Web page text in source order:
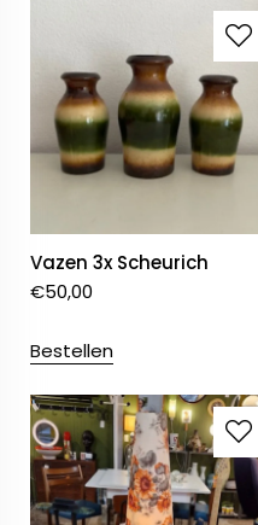
Vazen 3x Scheurich
€50,00
Bestellen